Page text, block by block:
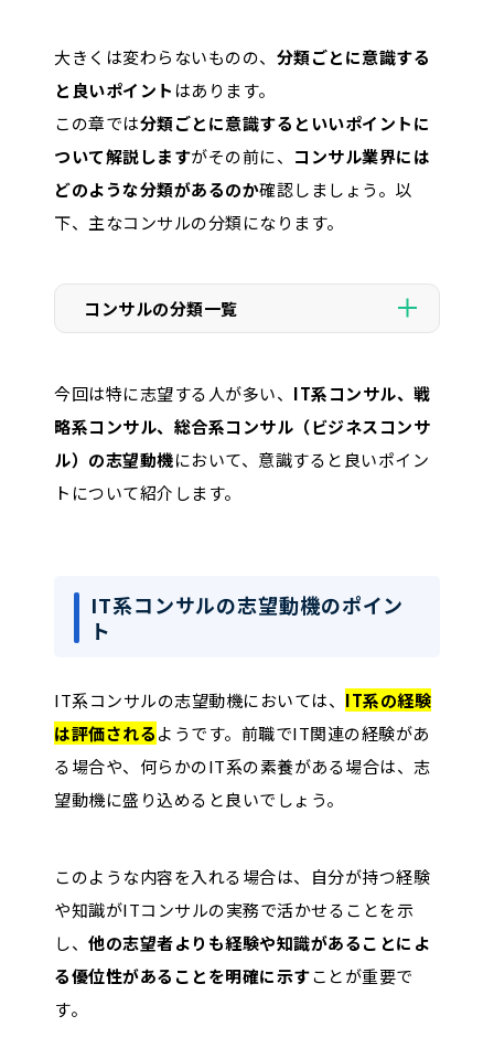
大きくは変わらないものの、 分類ごとに意識する
と良いポイント はあります。
この章では分類ごとに意識するといいポイントに
ついて解説しますがその前に、 コンサル業界には
どのような分類があるのか確認しましょう。以
下、主なコンサルの分類になります。
コンサルの分類一覧
分類名 担当する領域 企業例
コンサ
企業のIT戦略の策定やシステ
ムの導入・運用のサポート
・ベイカレント
企業の長期的な成長戦略や競
ド カンパニー
・ベイン アンド カ
ンパニー
総合系
（ビジ
ネスコ
ンサ
幅広い業界・領域に対して、
戦略から実行支援まで一貫し
たサービスを提供
・デロイトトーマツ
ング
・KPMGコンサルテ
ィング
・EYストラテジーア
今回は特に志望する人が多い、 IT系コンサル、戦
略系コンサル、総合系コンサル（ビジネスコンサ
ル）の志望動機において、意識すると良いポイン
トについて紹介します。
IT系コンサルの志望動機のポイン
ト
IT系コンサルの志望動機においては、 IT系の経験
は評価されるようです。前職でIT関連の経験があ
る場合や、何らかのIT系の素養がある場合は、志
望動機に盛り込めると良いでしょう。
このような内容を入れる場合は、自分が持つ経験
や知識がITコンサルの実務で活かせることを示
し、 他の志望者よりも経験や知識があることによ
る優位性があることを明確に示すことが重要で
す。